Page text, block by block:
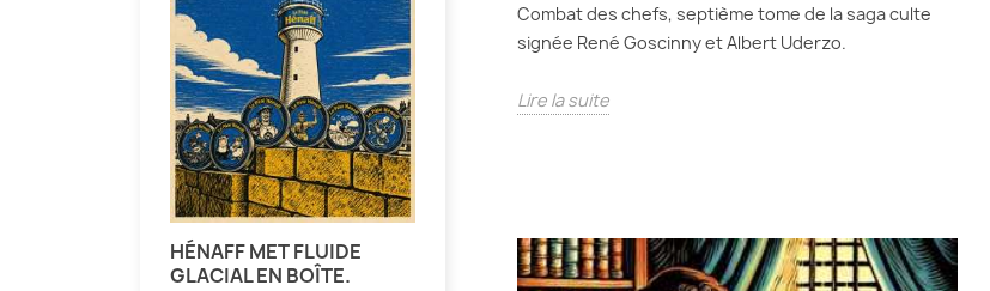
HÉNAFF MET FLUIDE
GLACIAL EN BOÎTE.
Combat des chefs, septième tome de la saga culte
signée René Goscinny et Albert Uderzo.
Lire la suite